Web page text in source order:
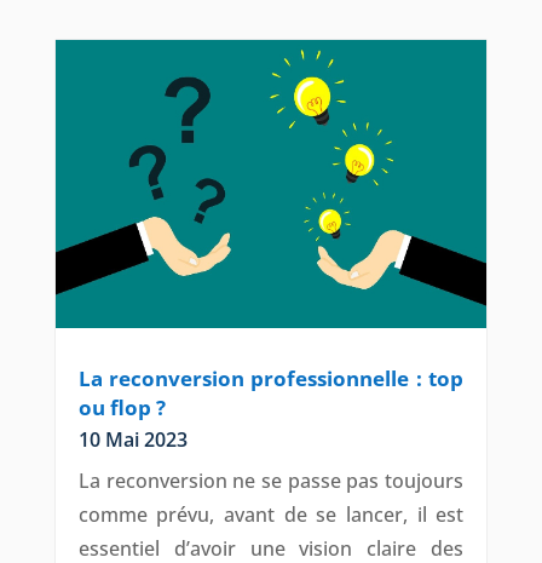
La reconversion professionnelle : top
ou flop ?
10 Mai 2023
La reconversion ne se passe pas toujours
comme prévu, avant de se lancer, il est
essentiel d’avoir une vision claire des